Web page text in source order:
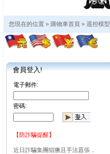
您現在的位置 » 購物車首頁 » 遥控模型
會員登入!
電子郵件:
密碼:
【防詐騙提醒】
近日詐騙集團猖獗且手法囂張，